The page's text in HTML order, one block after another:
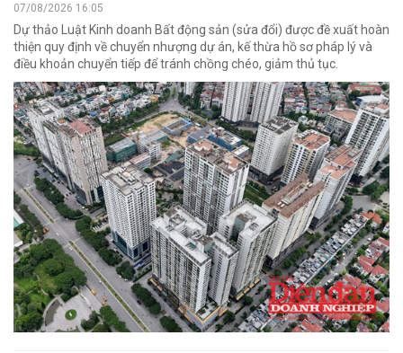
07/08/2026 16:05
Dự thảo Luật Kinh doanh Bất động sản (sửa đổi) được đề xuất hoàn
thiện quy định về chuyển nhượng dự án, kế thừa hồ sơ pháp lý và
điều khoản chuyển tiếp để tránh chồng chéo, giảm thủ tục.